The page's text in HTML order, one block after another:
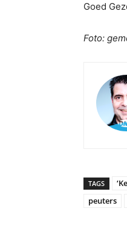
Goed
Foto:
TAGS
peuters